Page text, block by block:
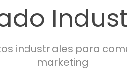
industriales para
marketing